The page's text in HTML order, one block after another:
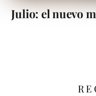
Julio: el nuevo